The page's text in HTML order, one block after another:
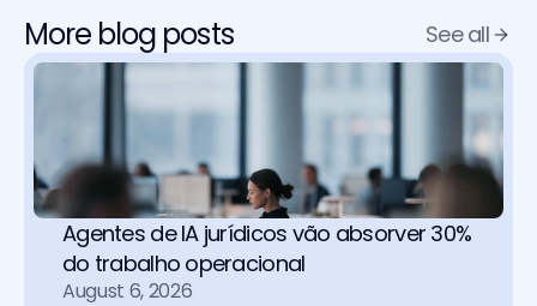
More blog posts See all
Agentes de IA jurídicos vão absorver 30%
do trabalho operacional
August 6, 2026